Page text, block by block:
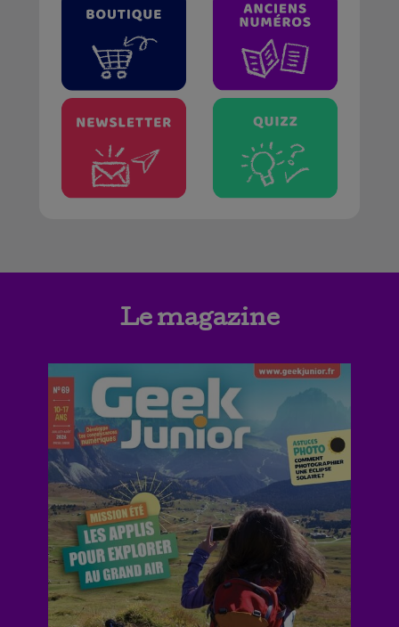
Le magazine